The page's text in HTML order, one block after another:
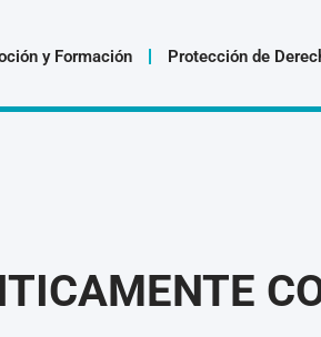
y Formación Protección de